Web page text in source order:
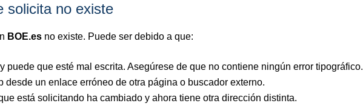
solicita no existe
BOE.es no existe. Puede ser debido a que:
puede que esté mal escrita. Asegúrese de que no contiene ningún error tipográfico.
desde un enlace erróneo de otra página o buscador externo.
está solicitando ha cambiado y ahora tiene otra dirección distinta.